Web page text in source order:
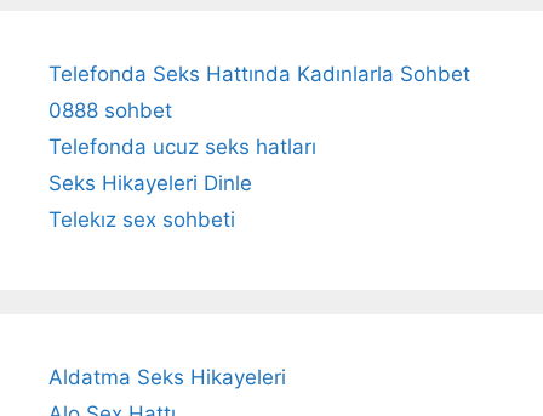
Telefonda Seks Hattında Kadınlarla Sohbet
0888 sohbet
Telefonda ucuz seks hatları
Seks Hikayeleri Dinle
Telekız sex sohbeti
Aldatma Seks Hikayeleri